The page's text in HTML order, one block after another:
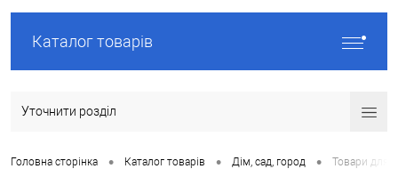
Каталог товарів
Уточнити розділ
Головна сторінка • Каталог товарів • Дім, сад, город • Товари для